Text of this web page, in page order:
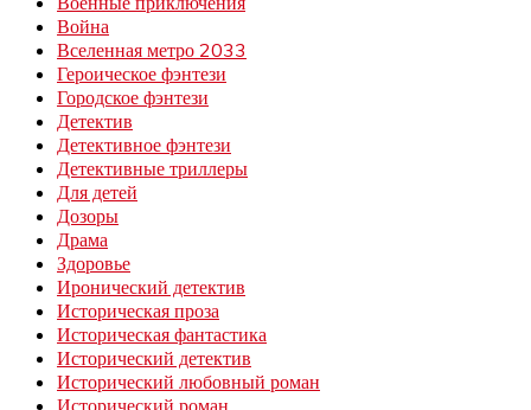
Война
Вселенная метро 2033
Героическое фэнтези
Городское фэнтези
Детектив
Детективное фэнтези
Детективные триллеры
Для детей
Дозоры
Драма
Здоровье
Иронический детектив
Историческая проза
Историческая фантастика
Исторический детектив
Исторический любовный роман